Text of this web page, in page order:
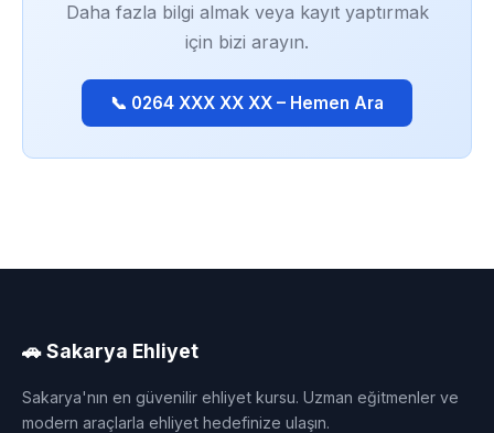
Daha fazla bilgi almak veya kayıt yaptırmak
için bizi arayın.
📞 0264 XXX XX XX – Hemen Ara
🚗 Sakarya Ehliyet
Sakarya'nın en güvenilir ehliyet kursu. Uzman eğitmenler ve
modern araçlarla ehliyet hedefinize ulaşın.